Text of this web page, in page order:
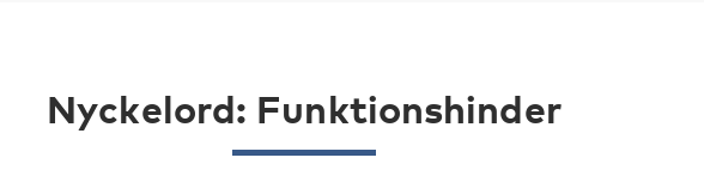
Nyckelord: Funktionshinder